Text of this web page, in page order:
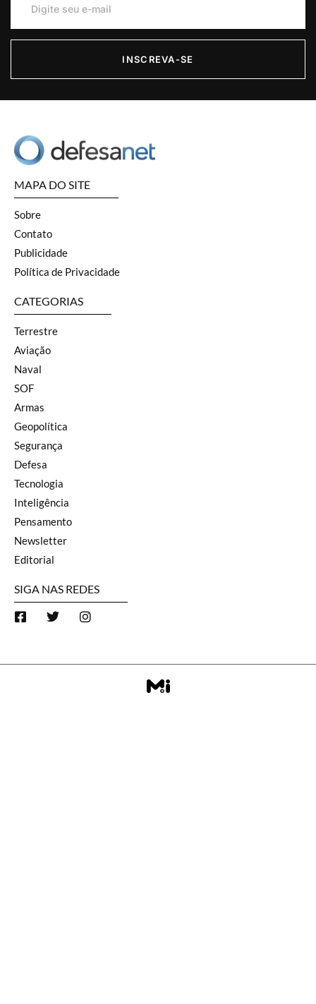
INSCREVA-SE
MAPA DO SITE
Sobre
Contato
Publicidade
Política de Privacidade
CATEGORIAS
Terrestre
Aviação
Naval
SOF
Armas
Geopolítica
Segurança
Defesa
Tecnologia
Inteligência
Pensamento
Newsletter
Editorial
SIGA NAS REDES